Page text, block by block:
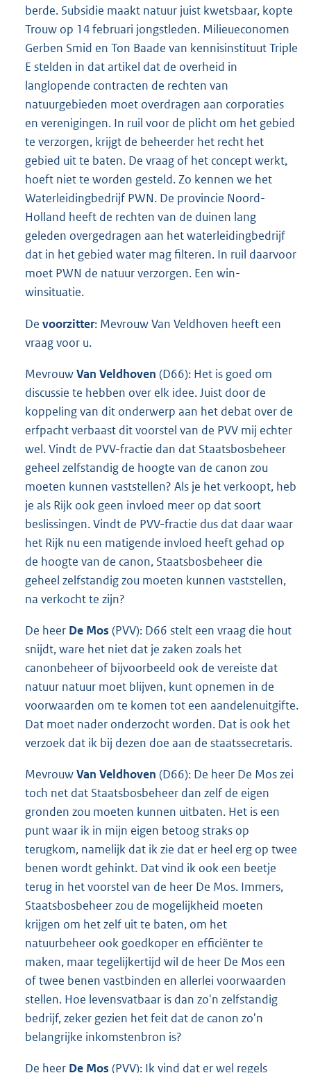
berde. Subsidie maakt natuur juist kwetsbaar, kopte
Trouw op 14 februari jongstleden. Milieueconomen
Gerben Smid en Ton Baade van kennisinstituut Triple
E stelden in dat artikel dat de overheid in
langlopende contracten de rechten van
natuurgebieden moet overdragen aan corporaties
en verenigingen. In ruil voor de plicht om het gebied
te verzorgen, krijgt de beheerder het recht het
gebied uit te baten. De vraag of het concept werkt,
hoeft niet te worden gesteld. Zo kennen we het
Waterleidingbedrijf PWN. De provincie Noord-
Holland heeft de rechten van de duinen lang
geleden overgedragen aan het waterleidingbedrijf
dat in het gebied water mag filteren. In ruil daarvoor
moet PWN de natuur verzorgen. Een win-
winsituatie.
De voorzitter: Mevrouw Van Veldhoven heeft een
vraag voor u.
MevrouwVan Veldhoven (D66): Het is goed om
discussie te hebben over elk idee. Juist door de
koppeling van dit onderwerp aan het debat over de
erfpacht verbaast dit voorstel van de PVV mij echter
wel. Vindt de PVV-fractie dan dat Staatsbosbeheer
geheel zelfstandig de hoogte van de canon zou
moeten kunnen vaststellen? Als je het verkoopt, heb
je als Rijk ook geen invloed meer op dat soort
beslissingen. Vindt de PVV-fractie dus dat daar waar
het Rijk nu een matigende invloed heeft gehad op
de hoogte van de canon, Staatsbosbeheer die
geheel zelfstandig zou moeten kunnen vaststellen,
na verkocht te zijn?
De heer De Mos (PVV): D66 stelt een vraag die hout
snijdt, ware het niet dat je zaken zoals het
canonbeheer of bijvoorbeeld ook de vereiste dat
natuur natuur moet blijven, kunt opnemen in de
voorwaarden om te komen tot een aandelenuitgifte.
Dat moet nader onderzocht worden. Dat is ook het
verzoek dat ik bij dezen doe aan de staatssecretaris.
MevrouwVan Veldhoven (D66): De heer De Mos zei
toch net dat Staatsbosbeheer dan zelf de eigen
gronden zou moeten kunnen uitbaten. Het is een
punt waar ik in mijn eigen betoog straks op
terugkom, namelijk dat ik zie dat er heel erg op twee
benen wordt gehinkt. Dat vind ik ook een beetje
terug in het voorstel van de heer De Mos. Immers,
Staatsbosbeheer zou de mogelijkheid moeten
krijgen om het zelf uit te baten, om het
natuurbeheer ook goedkoper en efficiënter te
maken, maar tegelijkertijd wil de heer De Mos een
of twee benen vastbinden en allerlei voorwaarden
stellen. Hoe levensvatbaar is dan zo'n zelfstandig
bedrijf, zeker gezien het feit dat de canon zo'n
belangrijke inkomstenbron is?
De heer De Mos (PVV): Ik vind dat er wel regels